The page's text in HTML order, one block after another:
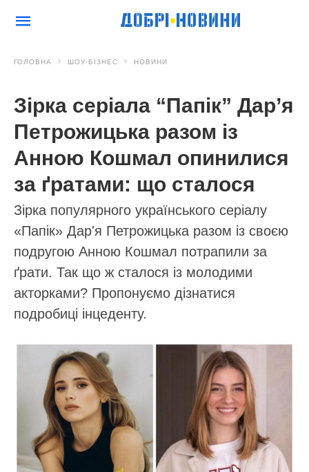
ГОЛОВНА ШОУ-БІЗНЕС НОВИНИ
Зірка серіала “Папік” Дар’я
Петрожицька разом із
Анною Кошмал опинилися
за ґратами: що сталося
Зірка популярного українського серіалу
«Папік» Дар'я Петрожицька разом із своєю
подругою Анною Кошмал потрапили за
ґрати. Так що ж сталося із молодими
акторками? Пропонуємо дізнатися
подробиці інцеденту.